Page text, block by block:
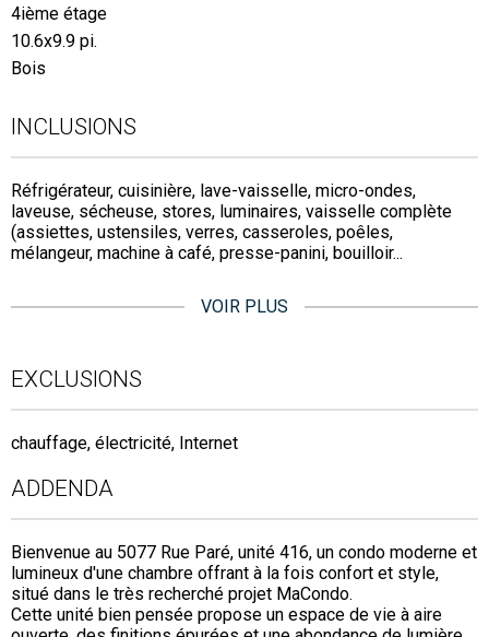
4ième étage
10.6x9.9 pi.
Bois
INCLUSIONS
Réfrigérateur, cuisinière, lave-vaisselle, micro-ondes,
laveuse, sécheuse, stores, luminaires, vaisselle complète
(assiettes, ustensiles, verres, casseroles, poêles,
mélangeur, machine à café, presse-panini, bouilloir...
VOIR PLUS
EXCLUSIONS
chauffage, électricité, Internet
ADDENDA
Bienvenue au 5077 Rue Paré, unité 416, un condo moderne et
lumineux d'une chambre offrant à la fois confort et style,
situé dans le très recherché projet MaCondo.
Cette unité bien pensée propose un espace de vie à aire